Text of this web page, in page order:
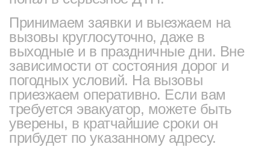
Принимаем заявки и выезжаем на
вызовы круглосуточно, даже в
выходные и в праздничные дни. Вне
зависимости от состояния дорог и
погодных условий. На вызовы
приезжаем оперативно. Если вам
требуется эвакуатор, можете быть
уверены, в кратчайшие сроки он
прибудет по указанному адресу.